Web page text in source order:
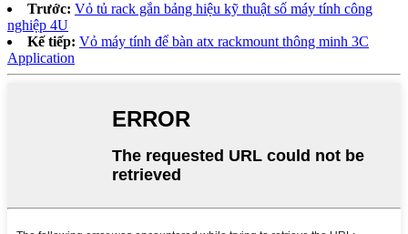
Trước: Vỏ tủ rack gắn bảng hiệu kỹ thuật số máy tính công
nghiệp 4U
Kế tiếp: Vỏ máy tính để bàn atx rackmount thông minh 3C
Application